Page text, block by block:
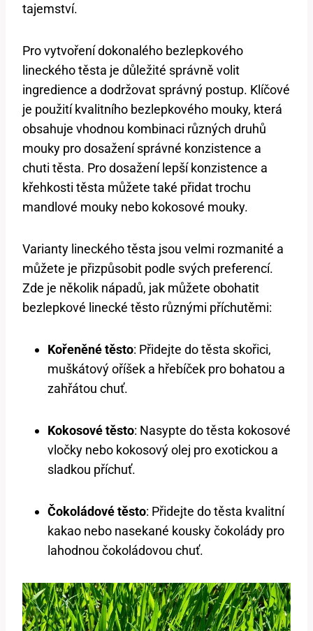
tajemství.
Pro vytvoření dokonalého bezlepkového
lineckého těsta je důležité správně volit
ingredience a dodržovat správný postup. Klíčové
je použití kvalitního bezlepkového mouky, která
obsahuje vhodnou kombinaci různých druhů
mouky pro dosažení správné konzistence a
chuti těsta. Pro dosažení lepší konzistence a
křehkosti těsta můžete také přidat trochu
mandlové mouky nebo kokosové mouky.
Varianty lineckého těsta jsou velmi rozmanité a
můžete je přizpůsobit podle svých preferencí.
Zde je několik nápadů, jak můžete obohatit
bezlepkové linecké těsto různými příchutěmi:
Kořeněné těsto: Přidejte do těsta skořici,
muškátový oříšek a hřebíček pro bohatou a
zahřátou chuť.
Kokosové těsto: Nasypte do těsta kokosové
vločky nebo kokosový olej pro exotickou a
sladkou příchuť.
Čokoládové těsto: Přidejte do těsta kvalitní
kakao nebo nasekané kousky čokolády pro
lahodnou čokoládovou chuť.